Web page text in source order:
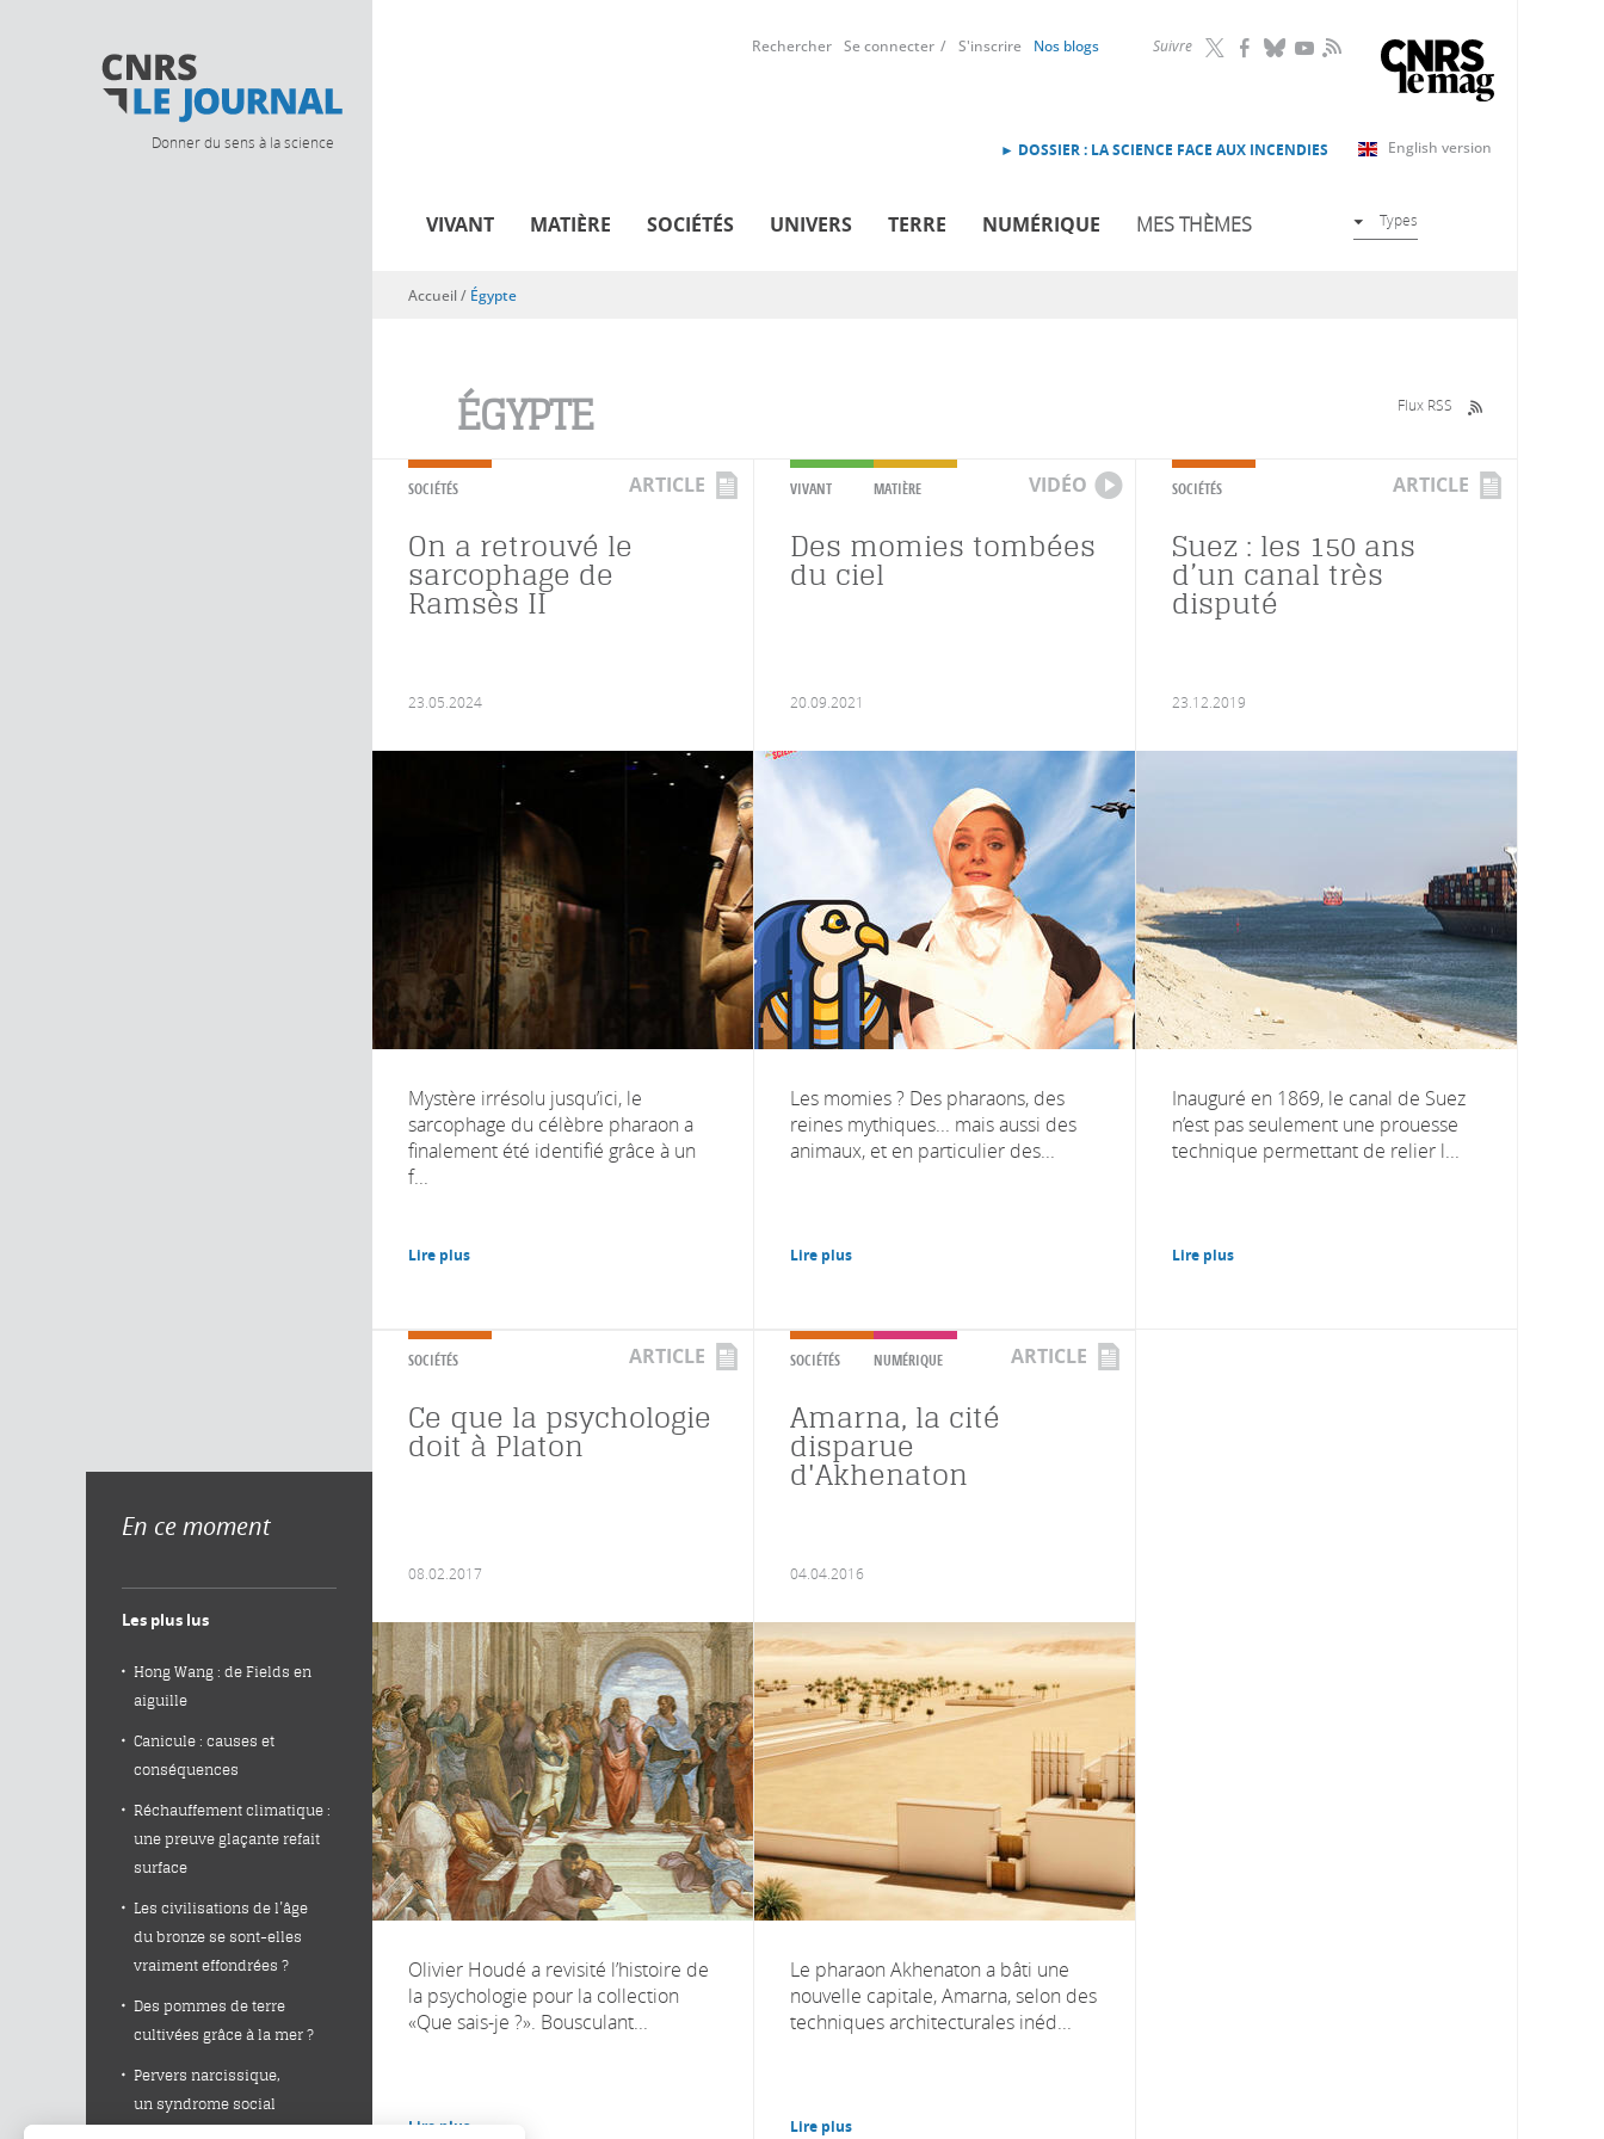
Donner du sens à la science
Suivre RSS
Rechercher Se connecter S'inscrire Nos blogs
English version
► DOSSIER : LA SCIENCE FACE AUX INCENDIES
VIVANT MATIÈRE SOCIÉTÉS UNIVERS TERRE NUMÉRIQUE MES THÈMES Types
Vous êtes ici
Accueil/ Égypte
ÉGYPTE Flux RSS
SOCIÉTÉS ARTICLE
On a retrouvé le
sarcophage de
Ramsès II
23.05.2024
Mystère irrésolu jusqu’ici, le
sarcophage du célèbre pharaon a
finalement été identifié grâce à un
f...
Lire plus
VIVANT MATIÈRE VIDÉO
Des momies tombées
du ciel
20.09.2021
Les momies ? Des pharaons, des
reines mythiques... mais aussi des
animaux, et en particulier des...
Lire plus
SOCIÉTÉS ARTICLE
Suez : les 150 ans
d’un canal très
disputé
23.12.2019
Inauguré en 1869, le canal de Suez
n’est pas seulement une prouesse
technique permettant de relier l...
Lire plus
SOCIÉTÉS ARTICLE
Ce que la psychologie
doit à Platon
08.02.2017
Olivier Houdé a revisité l’histoire de
la psychologie pour la collection
«Que sais-je ?». Bousculant...
Lire plus
SOCIÉTÉS NUMÉRIQUE ARTICLE
Amarna, la cité
disparue
d'Akhenaton
04.04.2016
Le pharaon Akhenaton a bâti une
nouvelle capitale, Amarna, selon des
techniques architecturales inéd...
Lire plus
En ce moment
Les plus lus
Hong Wang : de Fields en
aiguille
Canicule : causes et
conséquences
Réchauffement climatique :
une preuve glaçante refait
surface
Les civilisations de l’âge
du bronze se sont-elles
vraiment effondrées ?
Des pommes de terre
cultivées grâce à la mer ?
Pervers narcissique,
un syndrome social